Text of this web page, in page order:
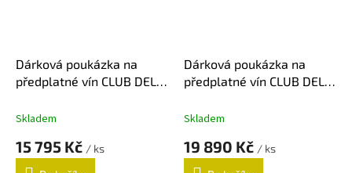
Dárková poukázka na
předplatné vín CLUB DEL
Skladem
15 795 Kč / ks
Dárková poukázka na
předplatné vín CLUB DEL
Skladem
19 890 Kč / ks